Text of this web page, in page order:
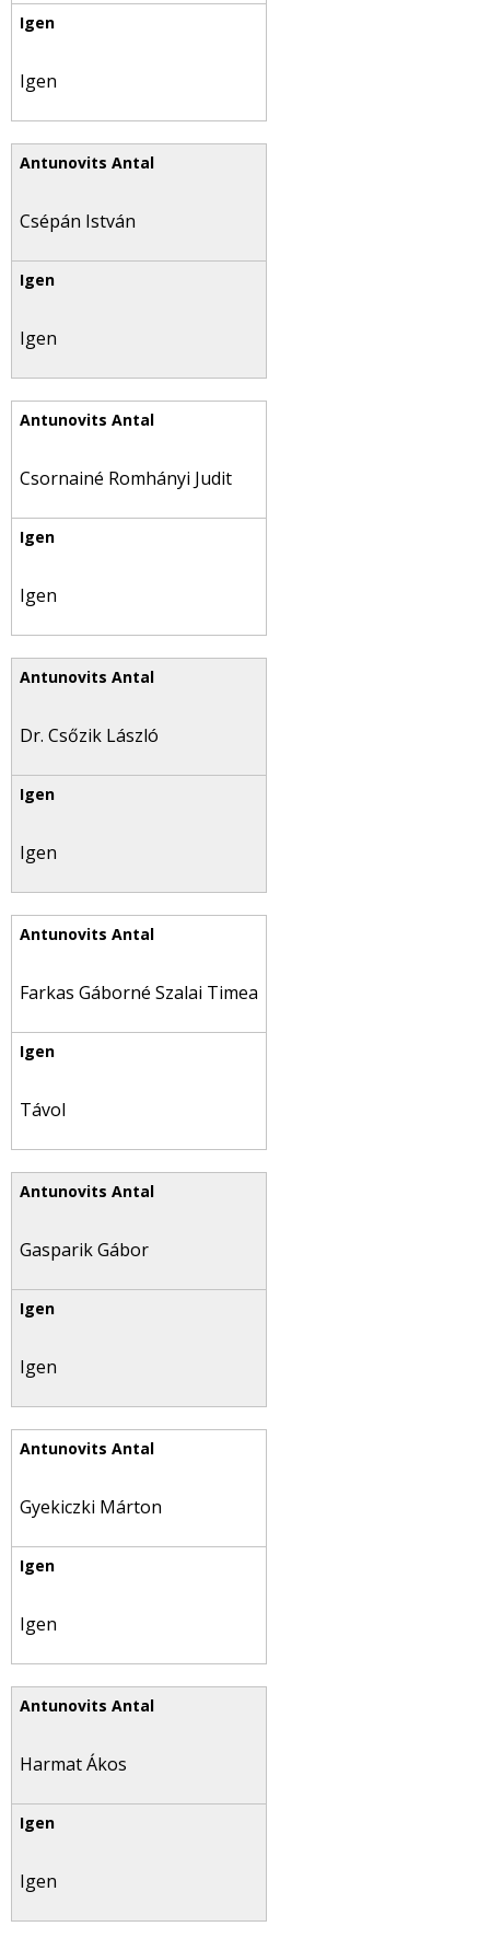
Igen
Csépán István
Igen
Csornainé Romhányi Judit
Igen
Dr. Csőzik László
Igen
Farkas Gáborné Szalai Timea
Távol
Gasparik Gábor
Igen
Gyekiczki Márton
Igen
Harmat Ákos
Igen